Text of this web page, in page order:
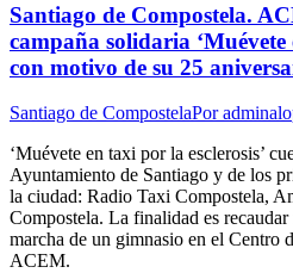
Santiago de Compostela.
campaña solidaria ‘Muévete
con motivo de su 25
Santiago de CompostelaPor
‘Muévete en taxi por la esclerosis’
Ayuntamiento de Santiago y de los
la ciudad: Radio Taxi Compostela,
Compostela. La finalidad es recaudar
marcha de un gimnasio en el Centro
ACEM.